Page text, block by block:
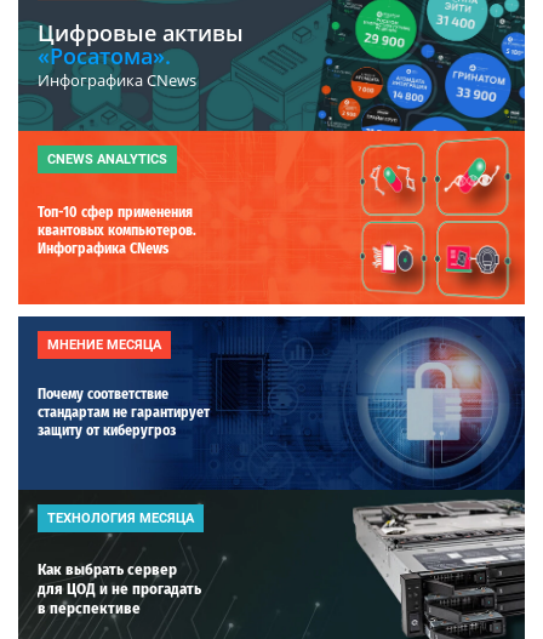
Цифровые активы
«Росатома».
Инфографика CNews
CNEWS ANALYTICS
Топ-10 сфер применения
квантовых компьютеров.
Инфографика CNews
МНЕНИЕ МЕСЯЦА
Почему соответствие
стандартам не гарантирует
защиту от киберугроз
ТЕХНОЛОГИЯ МЕСЯЦА
Как выбрать сервер
для ЦОД и не прогадать
в перспективе